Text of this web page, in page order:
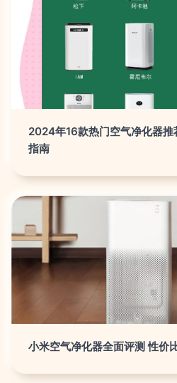
2024年16款热门空气净化器推
指南
小米空气净化器全面评测 性价